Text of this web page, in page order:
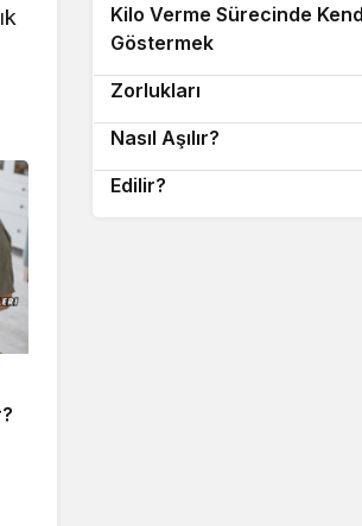
Kilo Verme Sürecinde
Göstermek
8
Zorlukları
Nasıl Aşılır?
Duygusal Açlık Nedir ve
Edilir?